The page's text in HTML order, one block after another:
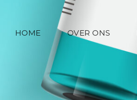
HOME OVER ONS